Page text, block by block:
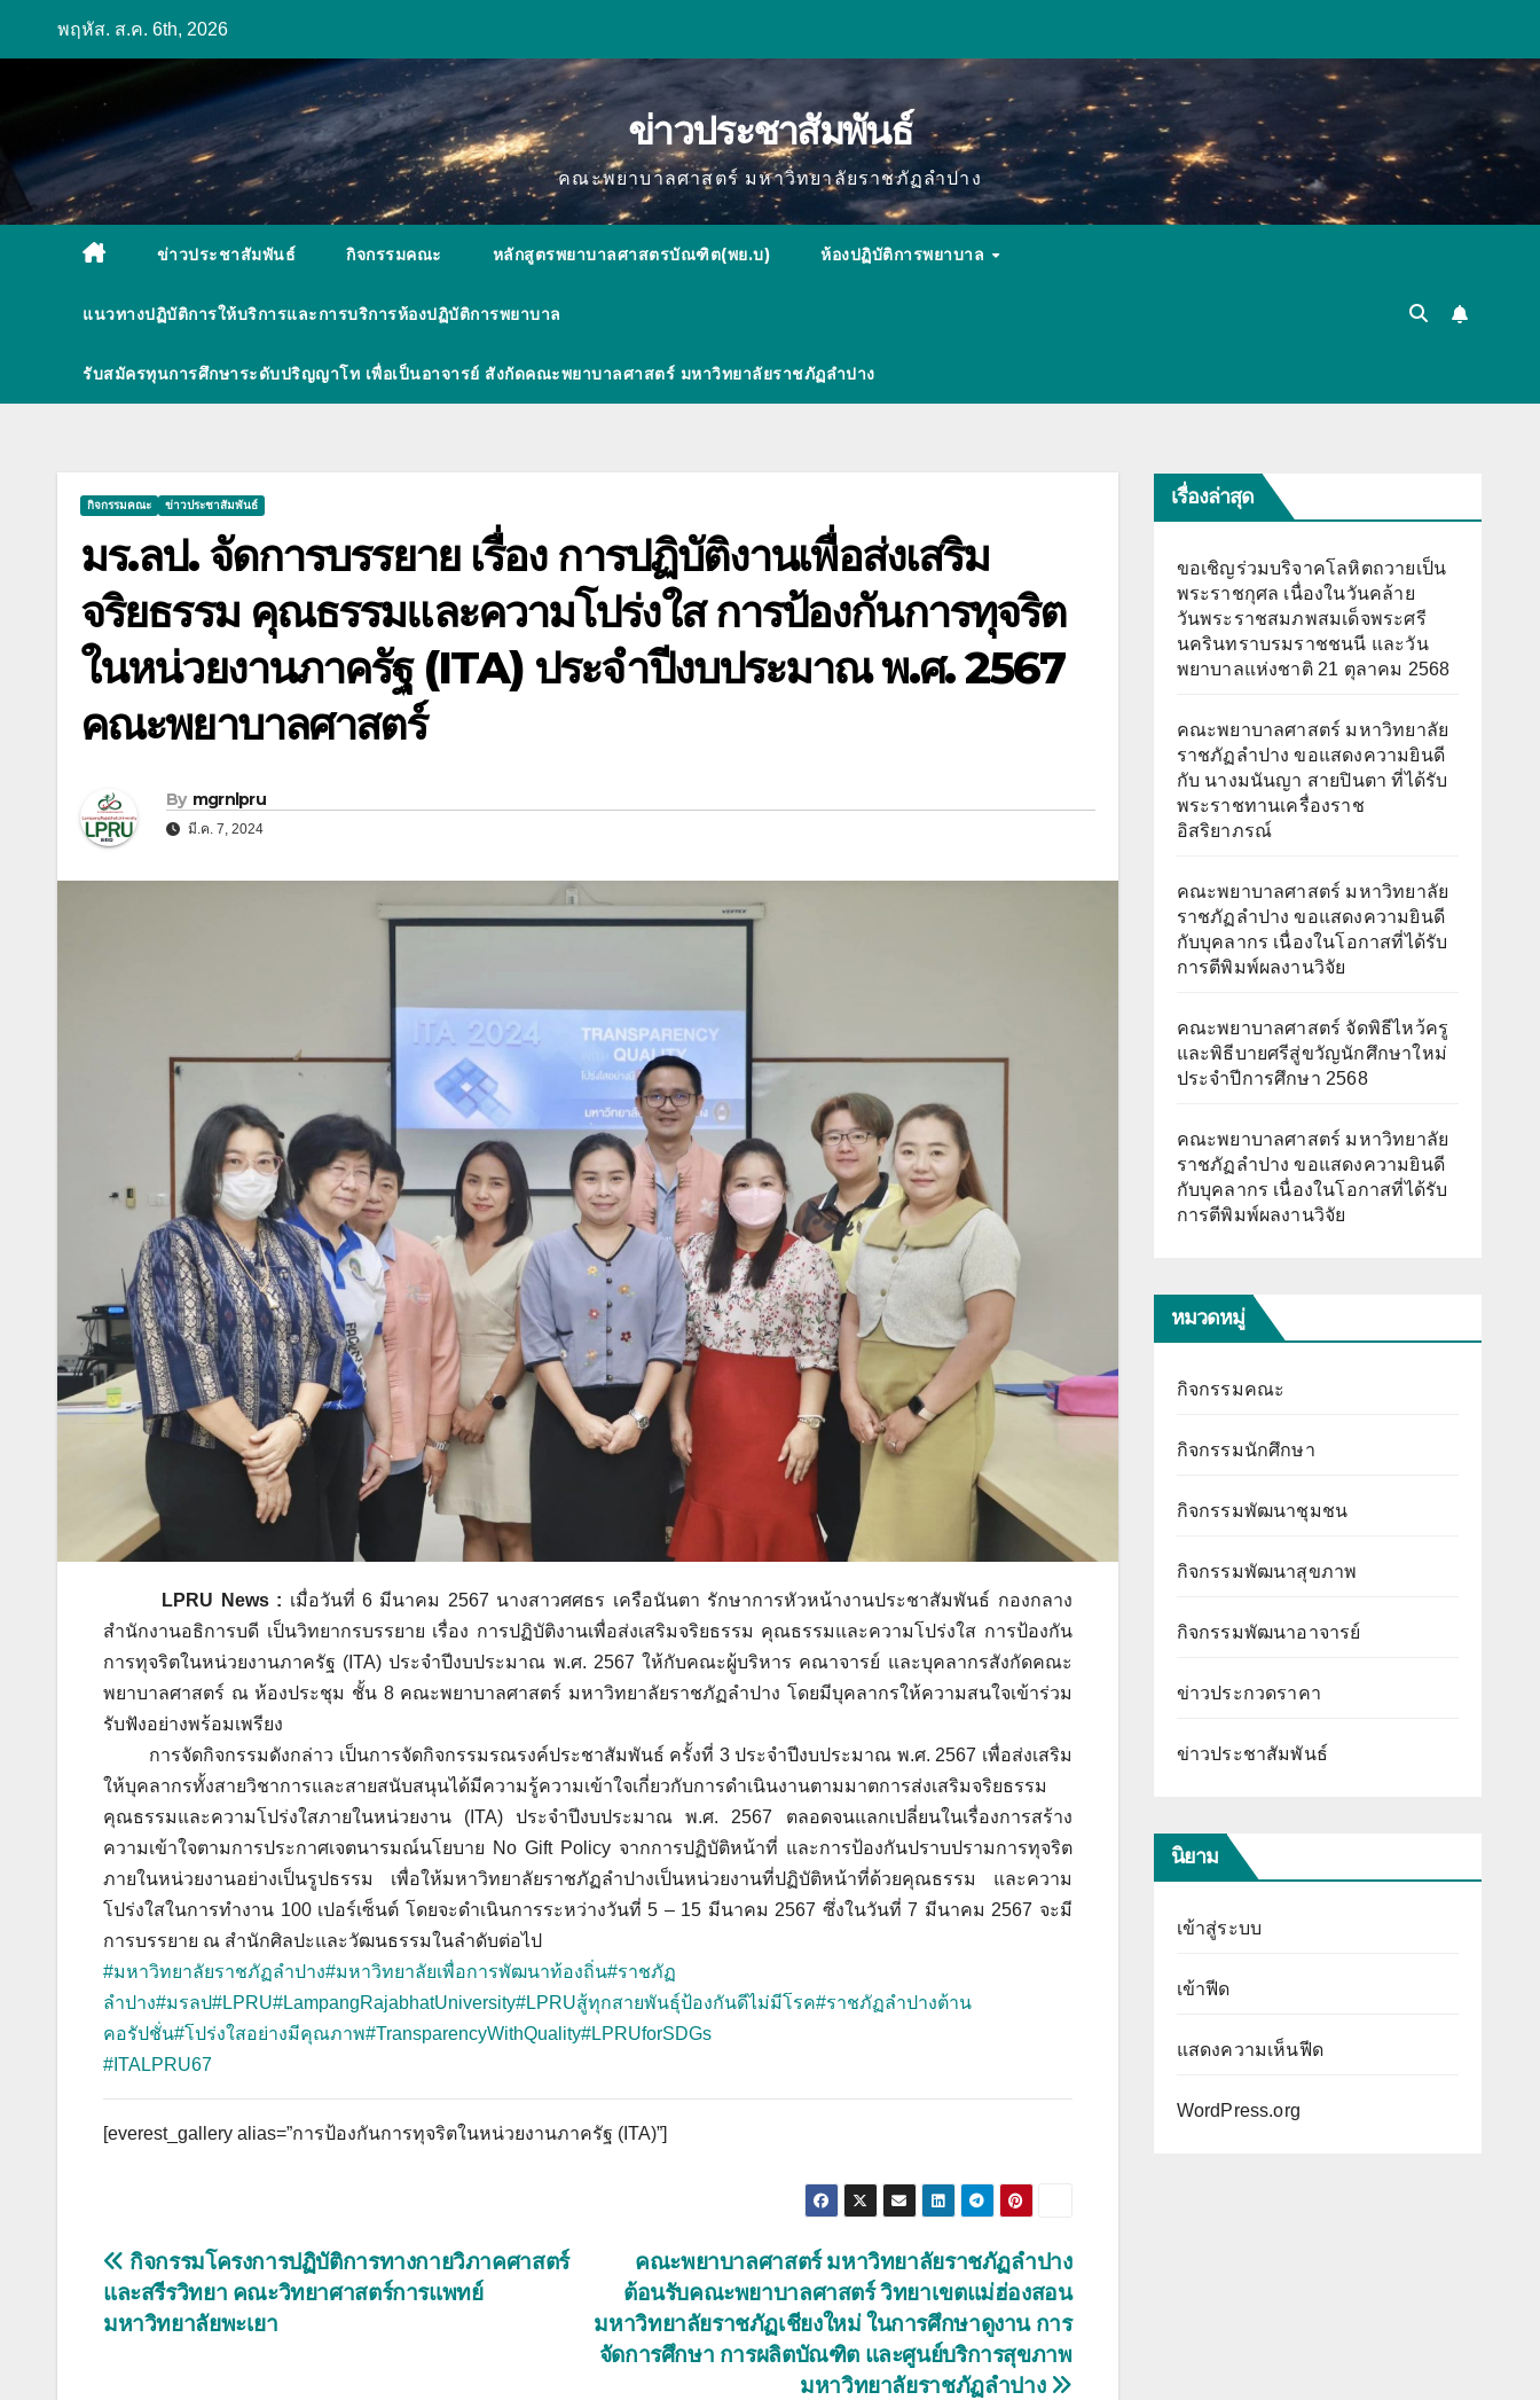
พฤหัส. ส.ค. 6th, 2026
ข่าวประชาสัมพันธ์
คณะพยาบาลศาสตร์ มหาวิทยาลัยราชภัฏลำปาง
ข่าวประชาสัมพันธ์ กิจกรรมคณะ หลักสูตรพยาบาลศาสตรบัณฑิต(พย.บ) ห้องปฏิบัติการพยาบาล
แนวทางปฏิบัติการให้บริการและการบริการห้องปฏิบัติการพยาบาล
รับสมัครทุนการศึกษาระดับปริญญาโท เพื่อเป็นอาจารย์ สังกัดคณะพยาบาลศาสตร์ มหาวิทยาลัยราชภัฏลำปาง
กิจกรรมคณะ ข่าวประชาสัมพันธ์
มร.ลป. จัดการบรรยาย เรื่อง การปฏิบัติงานเพื่อส่งเสริม
จริยธรรม คุณธรรมและความโปร่งใส การป้องกันการทุจริต
ในหน่วยงานภาครัฐ (ITA) ประจำปีงบประมาณ พ.ศ. 2567
คณะพยาบาลศาสตร์
By mgrnlpru
มี.ค. 7, 2024
LPRU News : เมื่อวันที่ 6 มีนาคม 2567 นางสาวศศธร เครือนันตา รักษาการหัวหน้างานประชาสัมพันธ์ กองกลาง
สำนักงานอธิการบดี เป็นวิทยากรบรรยาย เรื่อง การปฏิบัติงานเพื่อส่งเสริมจริยธรรม คุณธรรมและความโปร่งใส การป้องกัน
การทุจริตในหน่วยงานภาครัฐ (ITA) ประจำปีงบประมาณ พ.ศ. 2567 ให้กับคณะผู้บริหาร คณาจารย์ และบุคลากรสังกัดคณะ
พยาบาลศาสตร์ ณ ห้องประชุม ชั้น 8 คณะพยาบาลศาสตร์ มหาวิทยาลัยราชภัฏลำปาง โดยมีบุคลากรให้ความสนใจเข้าร่วม
รับฟังอย่างพร้อมเพรียง
การจัดกิจกรรมดังกล่าว เป็นการจัดกิจกรรมรณรงค์ประชาสัมพันธ์ ครั้งที่ 3 ประจำปีงบประมาณ พ.ศ. 2567 เพื่อส่งเสริม
ให้บุคลากรทั้งสายวิชาการและสายสนับสนุนได้มีความรู้ความเข้าใจเกี่ยวกับการดำเนินงานตามมาตการส่งเสริมจริยธรรม
คุณธรรมและความโปร่งใสภายในหน่วยงาน (ITA) ประจำปีงบประมาณ พ.ศ. 2567 ตลอดจนแลกเปลี่ยนในเรื่องการสร้าง
ความเข้าใจตามการประกาศเจตนารมณ์นโยบาย No Gift Policy จากการปฏิบัติหน้าที่ และการป้องกันปราบปรามการทุจริต
ภายในหน่วยงานอย่างเป็นรูปธรรม เพื่อให้มหาวิทยาลัยราชภัฏลำปางเป็นหน่วยงานที่ปฏิบัติหน้าที่ด้วยคุณธรรม และความ
โปร่งใสในการทำงาน 100 เปอร์เซ็นต์ โดยจะดำเนินการระหว่างวันที่ 5 – 15 มีนาคม 2567 ซึ่งในวันที่ 7 มีนาคม 2567 จะมี
การบรรยาย ณ สำนักศิลปะและวัฒนธรรมในลำดับต่อไป
#มหาวิทยาลัยราชภัฏลำปาง#มหาวิทยาลัยเพื่อการพัฒนาท้องถิ่น#ราชภัฏ
ลำปาง#มรลป#LPRU#LampangRajabhatUniversity#LPRUสู้ทุกสายพันธุ์ป้องกันดีไม่มีโรค#ราชภัฏลำปางต้าน
คอรัปชั่น#โปร่งใสอย่างมีคุณภาพ#TransparencyWithQuality#LPRUforSDGs
#ITALPRU67
[everest_gallery alias=”การป้องกันการทุจริตในหน่วยงานภาครัฐ (ITA)”]
แนะแนว
เรื่อง
คณะพยาบาลศาสตร์ มหาวิทยาลัยราชภัฏลำปาง
ต้อนรับคณะพยาบาลศาสตร์ วิทยาเขตแม่ฮ่องสอน
มหาวิทยาลัยราชภัฏเชียงใหม่ ในการศึกษาดูงาน การ
จัดการศึกษา การผลิตบัณฑิต และศูนย์บริการสุขภาพ
มหาวิทยาลัยราชภัฏลำปาง
กิจกรรมโครงการปฏิบัติการทางกายวิภาคศาสตร์
และสรีรวิทยา คณะวิทยาศาสตร์การแพทย์
มหาวิทยาลัยพะเยา
เรื่องล่าสุด
ขอเชิญร่วมบริจาคโลหิตถวายเป็น
พระราชกุศล เนื่องในวันคล้าย
วันพระราชสมภพสมเด็จพระศรี
นครินทราบรมราชชนนี และวัน
พยาบาลแห่งชาติ 21 ตุลาคม 2568
คณะพยาบาลศาสตร์ มหาวิทยาลัย
ราชภัฏลำปาง ขอแสดงความยินดี
กับ นางมนันญา สายปินตา ที่ได้รับ
พระราชทานเครื่องราช
อิสริยาภรณ์
คณะพยาบาลศาสตร์ มหาวิทยาลัย
ราชภัฏลำปาง ขอแสดงความยินดี
กับบุคลากร เนื่องในโอกาสที่ได้รับ
การตีพิมพ์ผลงานวิจัย
คณะพยาบาลศาสตร์ จัดพิธีไหว้ครู
และพิธีบายศรีสู่ขวัญนักศึกษาใหม่
ประจำปีการศึกษา 2568
คณะพยาบาลศาสตร์ มหาวิทยาลัย
ราชภัฏลำปาง ขอแสดงความยินดี
กับบุคลากร เนื่องในโอกาสที่ได้รับ
การตีพิมพ์ผลงานวิจัย
หมวดหมู่
กิจกรรมคณะ
กิจกรรมนักศึกษา
กิจกรรมพัฒนาชุมชน
กิจกรรมพัฒนาสุขภาพ
กิจกรรมพัฒนาอาจารย์
ข่าวประกวดราคา
ข่าวประชาสัมพันธ์
นิยาม
เข้าสู่ระบบ
เข้าฟีด
แสดงความเห็นฟีด
WordPress.org